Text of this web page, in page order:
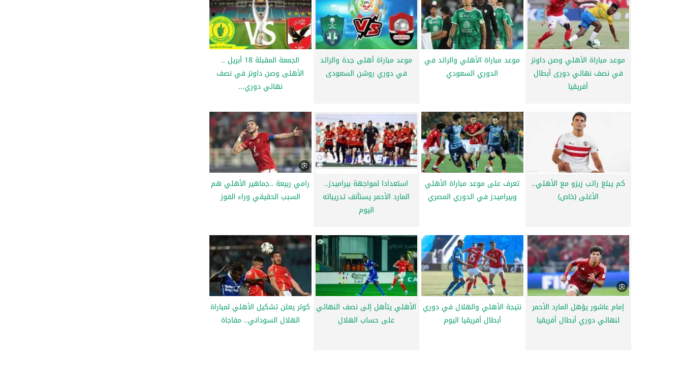
موعد مباراة الأهلي وصن داونز
في نصف نهائي دورى أبطال
أفريقيا
موعد مباراة الأهلي والرائد في
الدوري السعودي
موعد مباراة أهلى جدة والرائد
في دوري روشن السعودى
الجمعة المقبلة 18 أبريل ..
الأهلى وصن داونز في نصف
نهائي دوري...
كم يبلغ راتب زيزو مع الأهلي..
الأغلى (خاص)
تعرف على موعد مباراة الأهلي
وبيراميدز في الدوري المصري
استعدادا لمواجهة بيراميدز..
المارد الأحمر يستأنف تدريباته
اليوم
رامي ربيعة ..جماهير الأهلي هم
السبب الحقيقي وراء الفوز
إمام عاشور يؤهل المارد الأحمر
لنهائي دوري أبطال أفريقيا
نتيجة الأهلي والهلال في دوري
أبطال أفريقيا اليوم
الأهلي يتأهل إلى نصف النهائي
على حساب الهلال
كولر يعلن تشكيل الأهلي لمباراة
الهلال السوداني.. مفاجاة